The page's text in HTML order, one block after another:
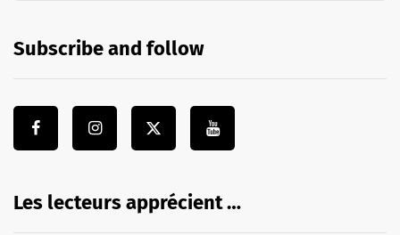
Subscribe and follow
Les lecteurs apprécient …